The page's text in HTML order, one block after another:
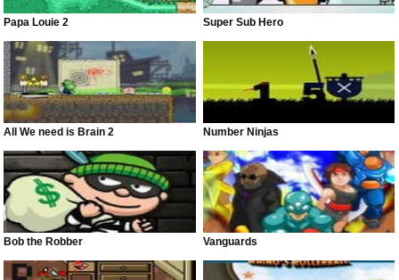
Papa Louie 2 Super Sub Hero
All We need is Brain 2 Number Ninjas
Bob the Robber Vanguards